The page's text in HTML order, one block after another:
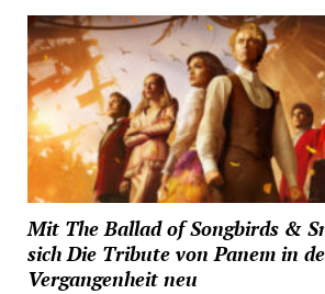
Mit The Ballad of Songbirds &
sich Die Tribute von Panem in
Vergangenheit neu